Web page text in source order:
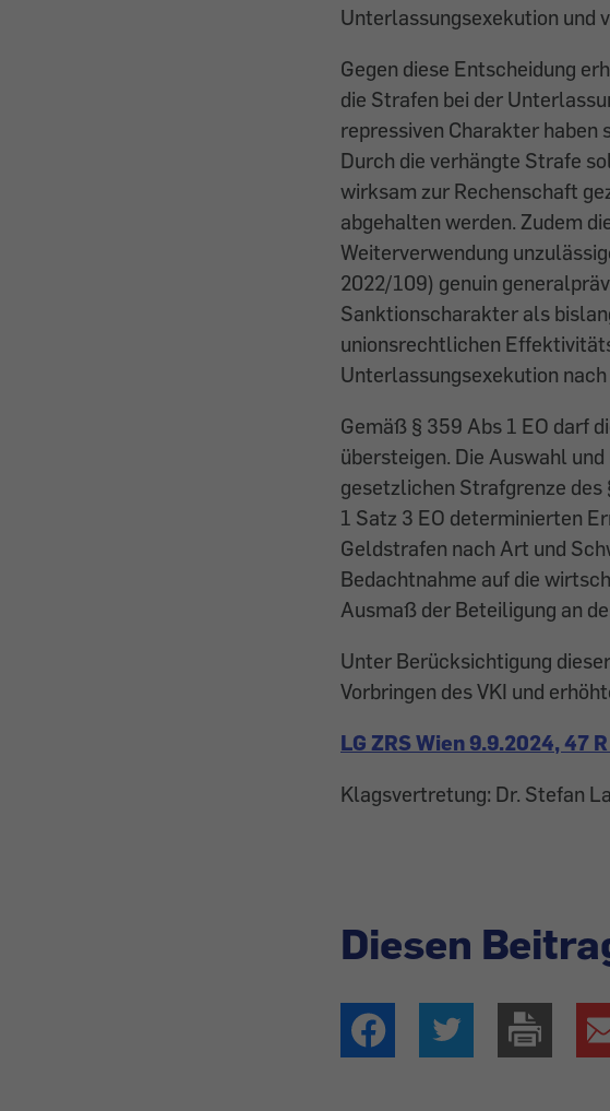
Unterlassungsexekution und
Gegen diese Entscheidung
die Strafen bei der
repressiven Charakter haben
Durch die verhängte Strafe
wirksam zur Rechenschaft
abgehalten werden. Zudem
Weiterverwendung
2022/109) genuin
Sanktionscharakter als
unionsrechtlichen
Unterlassungsexekution
Gemäß § 359 Abs 1 EO darf
übersteigen. Die Auswahl
gesetzlichen Strafgrenze des
1 Satz 3 EO determinierten
Geldstrafen nach Art und
Bedachtnahme auf die
Ausmaß der Beteiligung an
Unter Berücksichtigung
Vorbringen des VKI und
LG ZRS Wien 9.9.2024, 47
Klagsvertretung: Dr. Stefan
Diesen